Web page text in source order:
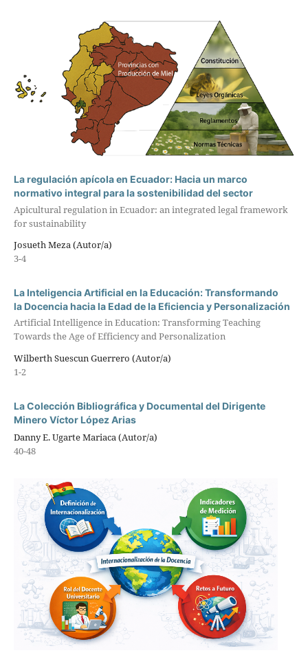
La regulación apícola en Ecuador: Hacia un marco
normativo integral para la sostenibilidad del sector
Apicultural regulation in Ecuador: an integrated legal framework
for sustainability
Josueth Meza (Autor/a)
3-4
La Inteligencia Artificial en la Educación: Transformando
la Docencia hacia la Edad de la Eficiencia y Personalización
Artificial Intelligence in Education: Transforming Teaching
Towards the Age of Efficiency and Personalization
Wilberth Suescun Guerrero (Autor/a)
1-2
La Colección Bibliográfica y Documental del Dirigente
Minero Víctor López Arias
Danny E. Ugarte Mariaca (Autor/a)
40-48